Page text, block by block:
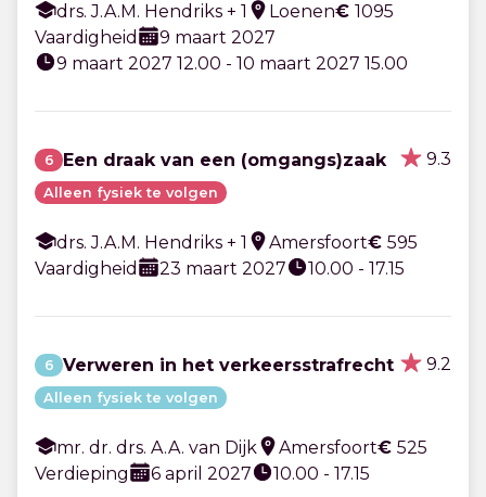
drs. J.A.M. Hendriks + 1 Loenen€ 1095
Vaardigheid
9 maart 2027
9 maart 2027 12.00 - 10 maart 2027 15.00
6 Een draak van een (omgangs)zaak 9.3
Alleen fysiek te volgen
drs. J.A.M. Hendriks + 1 Amersfoort€ 595
Vaardigheid
23 maart 2027 10.00 - 17.15
6 Verweren in het verkeersstrafrecht 9.2
Alleen fysiek te volgen
mr. dr. drs. A.A. van Dijk Amersfoort€ 525
Verdieping
6 april 2027 10.00 - 17.15